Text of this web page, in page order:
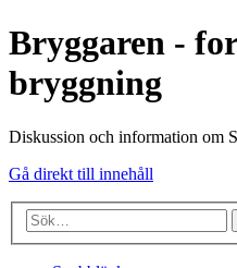
Bryggaren -
bryggning
Diskussion och information om
Gå direkt till innehåll